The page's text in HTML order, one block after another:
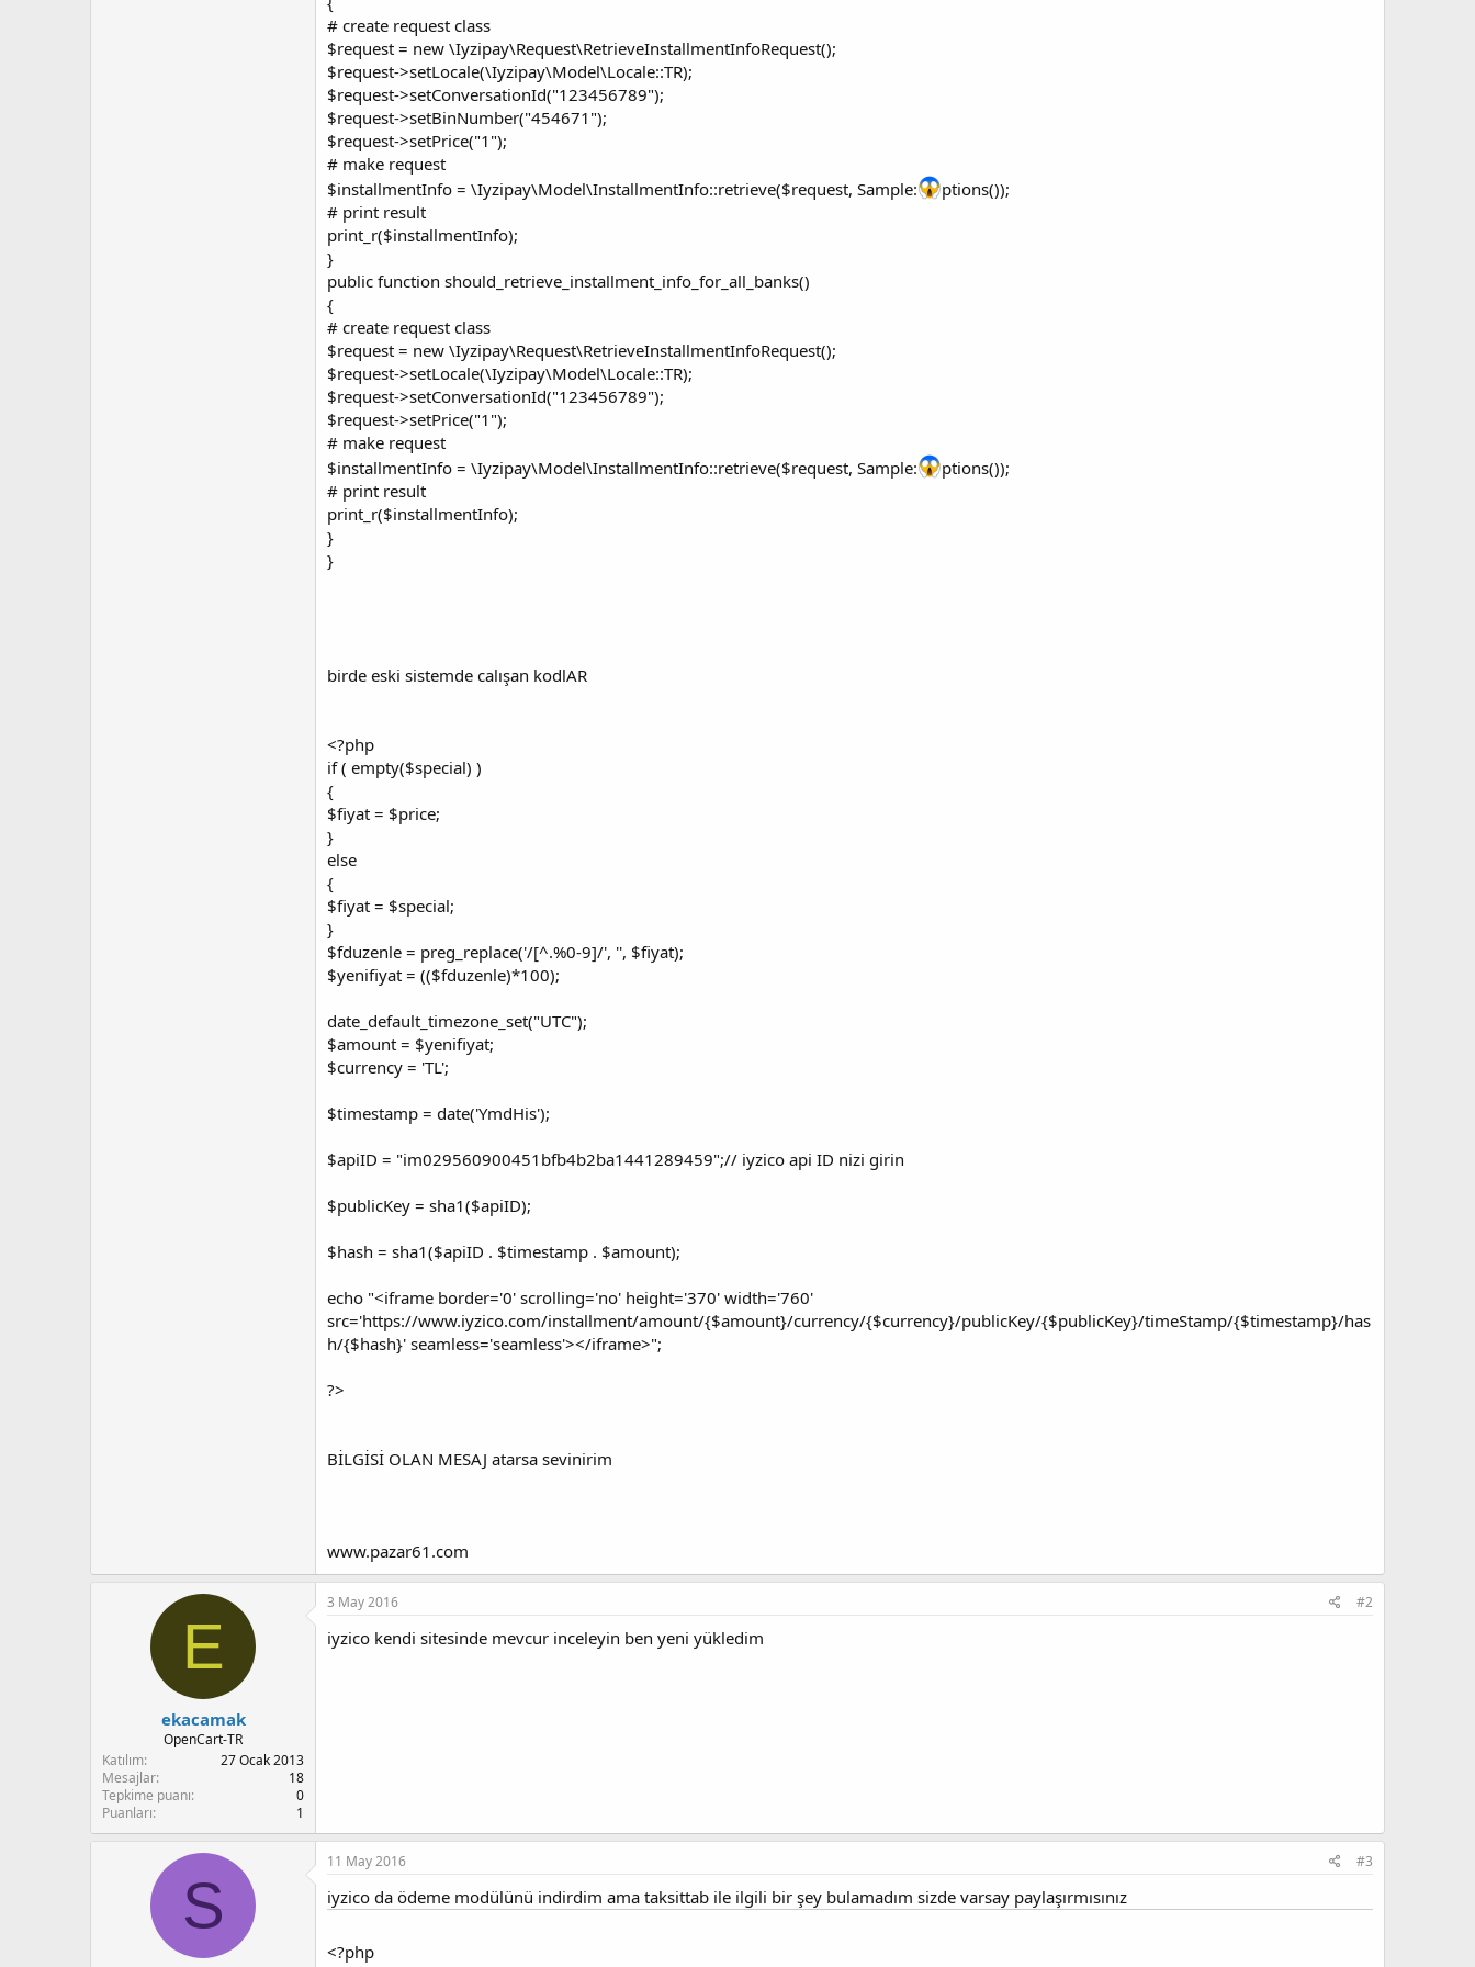
# create request class
$request = new \Iyzipay\Request\RetrieveInstallmentInfoRequest();
$request->setLocale(\Iyzipay\Model\Locale::TR);
$request->setConversationId("123456789");
$request->setBinNumber("454671");
$request->setPrice("1");
# make request
$installmentInfo = \Iyzipay\Model\InstallmentInfo::retrieve($request, Sample:
ptions());
# print result
print_r($installmentInfo);
}
public function should_retrieve_installment_info_for_all_banks()
{
# create request class
$request = new \Iyzipay\Request\RetrieveInstallmentInfoRequest();
$request->setLocale(\Iyzipay\Model\Locale::TR);
$request->setConversationId("123456789");
$request->setPrice("1");
# make request
$installmentInfo = \Iyzipay\Model\InstallmentInfo::retrieve($request, Sample:
ptions());
# print result
print_r($installmentInfo);
}
}
birde eski sistemde calışan kodlAR
<?php
if ( empty($special) )
{
$fiyat = $price;
}
else
{
$fiyat = $special;
}
$fduzenle = preg_replace('/[^.%0-9]/', '', $fiyat);
$yenifiyat = (($fduzenle)*100);
date_default_timezone_set("UTC");
$amount = $yenifiyat;
$currency = 'TL';
$timestamp = date('YmdHis');
$apiID = "im029560900451bfb4b2ba1441289459";// iyzico api ID nizi girin
$publicKey = sha1($apiID);
$hash = sha1($apiID . $timestamp . $amount);
echo "<iframe border='0' scrolling='no' height='370' width='760'
src='https://www.iyzico.com/installment/amount/{$amount}/currency/{$currency}/publicKey/{$publicKey}/timeStamp/{$timestamp}/has
h/{$hash}' seamless='seamless'></iframe>";
?>
BİLGİSİ OLAN MESAJ atarsa sevinirim
www.pazar61.com
E
ekacamak
OpenCart-TR
Katılım
27 Ocak 2013
Mesajlar
18
Tepkime puanı
0
Puanları
1
3 May 2016 #2
iyzico kendi sitesinde mevcur inceleyin ben yeni yükledim
S
11 May 2016 #3
iyzico da ödeme modülünü indirdim ama taksittab ile ilgili bir şey bulamadım sizde varsay paylaşırmısınız
<?php